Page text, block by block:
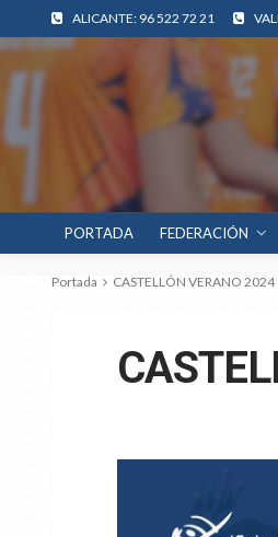
ALICANTE: 96 522 72 21
PORTADA FEDERACIÓN
Portada CASTELLÓN VERANO 2024